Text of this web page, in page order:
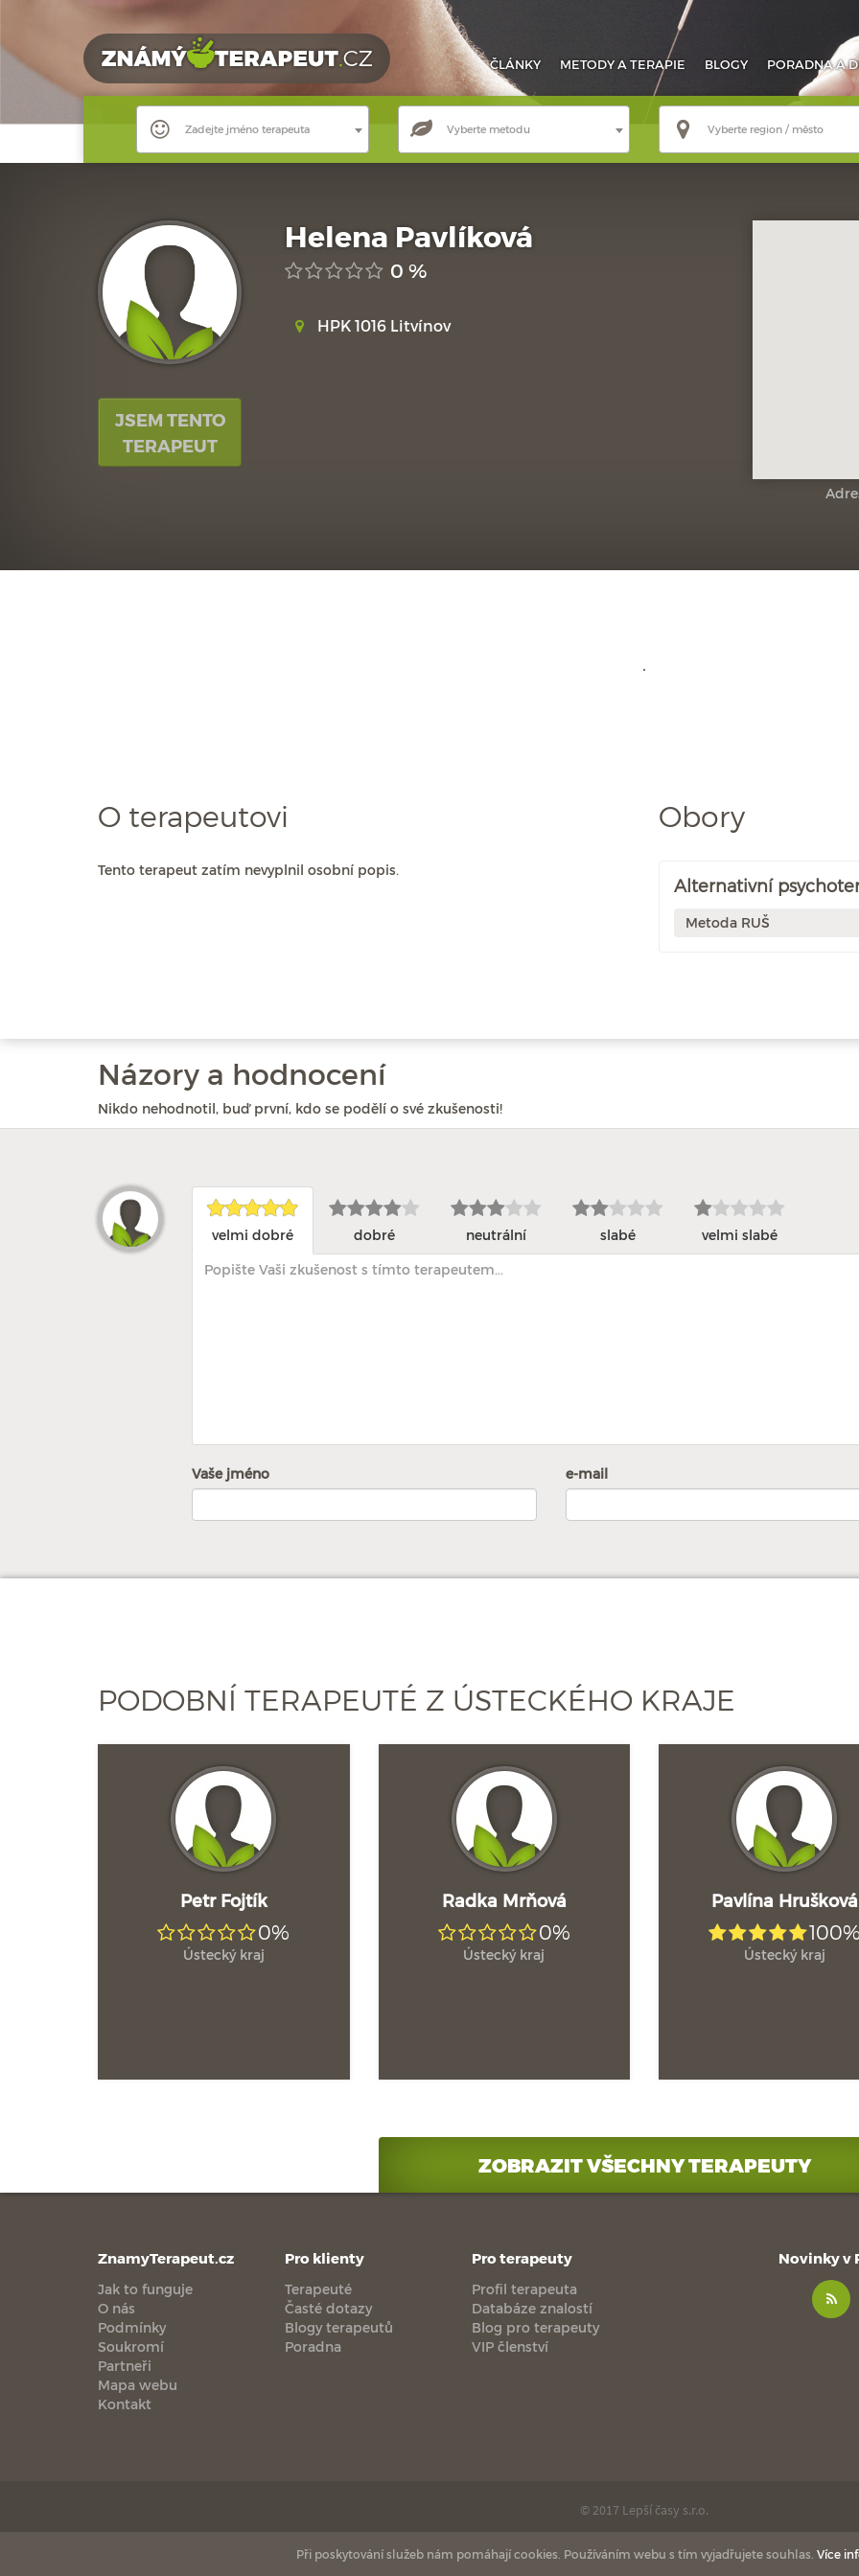
ČLÁNKY METODYA TERAPIE BLOGY PORADNAA
Zadejte jméno terapeuta Vyberte metodu Vyberte region / město
JSEM TENTO
TERAPEUT
Helena Pavlíková
0 %
HPK 1016 Litvínov
O terapeutovi
Tento terapeut zatím nevyplnil osobní popis.
Obory
Alternativní
Metoda RUŠ
Názory a hodnocení
Nikdo nehodnotil, buď první, kdo se podělí o své zkušenosti!
velmi dobré dobré neutrální slabé velmi slabé
Vaše jméno e-mail
PODOBNÍ TERAPEUTÉ Z ÚSTECKÉHO KRAJE
Petr Fojtík
0%
Ústecký kraj
Radka Mrňová
0%
Ústecký kraj
Pavlína Hrušková
100%
Ústecký kraj
ZOBRAZIT VŠECHNY TERAPEUTY
ZnamyTerapeut.cz
Jak to funguje
O nás
Podmínky
Soukromí
Partneři
Mapa webu
Kontakt
Pro klienty
Terapeuté
Časté dotazy
Blogy terapeutů
Poradna
Pro terapeuty
Profil terapeuta
Databáze znalostí
Blog pro terapeuty
VIP členství
Novinky v
© 2017 Lepší časy s.r.o.
Při poskytování služeb nám pomáhají cookies. Používáním webu s tím vyjadřujete souhlas. Více